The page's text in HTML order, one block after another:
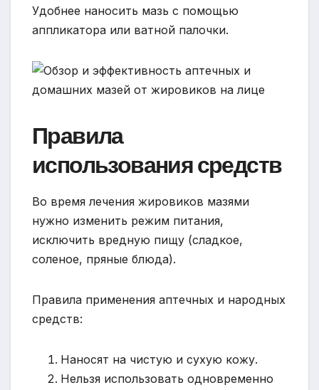
Удобнее наносить мазь с помощью
аппликатора или ватной палочки.
Правила
использования средств
Во время лечения жировиков мазями
нужно изменить режим питания,
исключить вредную пищу (сладкое,
соленое, пряные блюда).
Правила применения аптечных и народных
средств:
Наносят на чистую и сухую кожу.
Нельзя использовать одновременно